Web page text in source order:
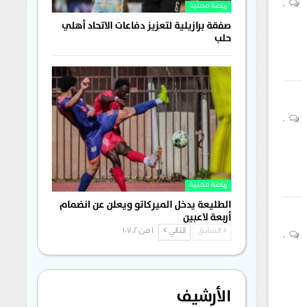
رياضة محلية
صفقة برازيلية لتعزيز دفاعات الاتحاد أهلي
حلب
رياضة محلية
الطليعة يدخل الميركاتو ويعلن عن انضمام
أربعة لاعبين
السابق التالي 1 من 1٬702
الأرشيف